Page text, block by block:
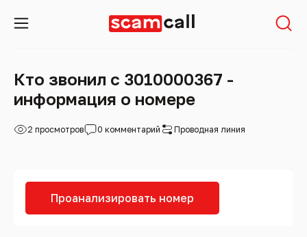
Кто звонил с 3010000367 -
информация о номере
2 просмотров 0 комментарий Проводная линия
Проанализировать номер